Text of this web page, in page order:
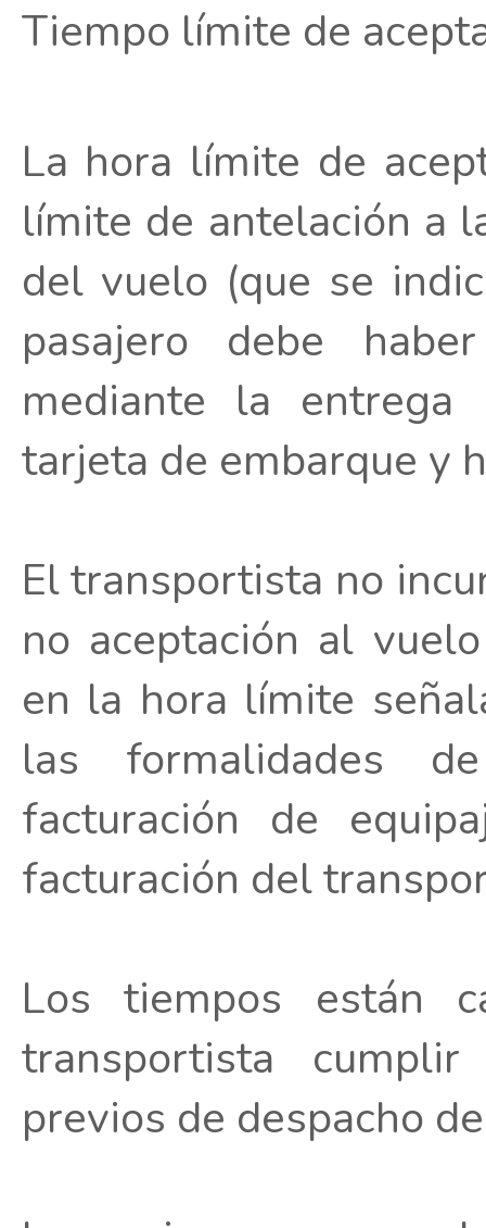
Tiempo límite de
La hora límite de
límite de antelación a
del vuelo (que se
pasajero debe
mediante la
tarjeta de embarque y
El transportista no
no aceptación al
en la hora límite
las formalidades
facturación de
facturación del
Los tiempos están
transportista
previos de despacho